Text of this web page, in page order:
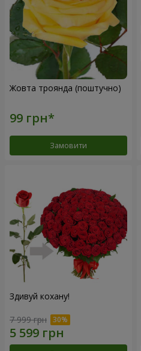
Жовта троянда (поштучно)
Замовити
Здивуй кохану!
7 999 грн